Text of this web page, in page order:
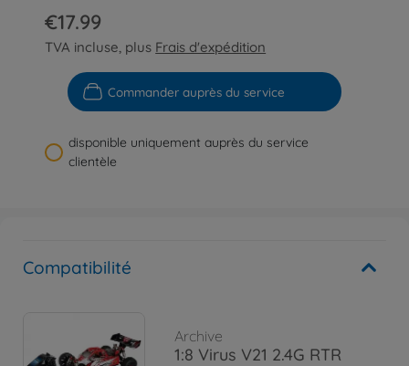
€17.99
TVA incluse, plus Frais d'expédition
Commander auprès du service
disponible uniquement auprès du service
clientèle
Compatibilité
Archive
1:8 Virus V21 2.4G RTR